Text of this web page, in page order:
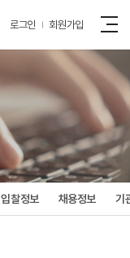
로그인 회원가입
입찰정보 채용정보 기